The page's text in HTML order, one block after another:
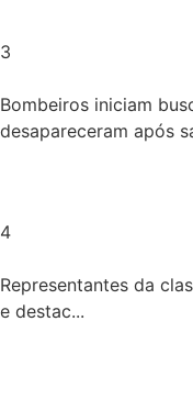
3
Bombeiros iniciam
desapareceram após
4
Representantes da
e destac...